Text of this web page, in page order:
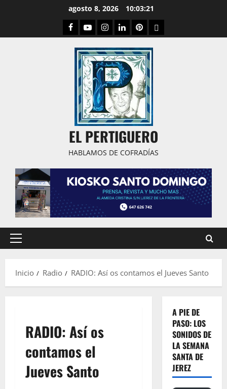
agosto 8, 2026 10:03:22
Facebook
YoutubeInstagram
LinkedPinterestDribbble
EL PERTIGUERO
HABLAMOS DE COFRADÍAS
Menú
Inicio
Radio RADIO: Así os contamos el Jueves Santo
RADIO: Así os
contamos el
Jueves Santo
A PIE DE
PASO: LOS
SONIDOS DE
LA SEMANA
SANTA DE
JEREZ